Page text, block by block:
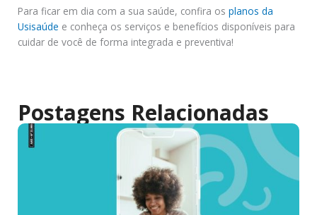
Para ficar em dia com a sua saúde, confira os planos da
Usisaúde e conheça os serviços e benefícios disponíveis para
cuidar de você de forma integrada e preventiva!
Postagens Relacionadas